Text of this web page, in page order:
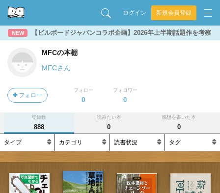
ログイン 新規会員登録
NEW 【ビルボードジャパンコラボ企画】2026年上半期話題作を考察
MFCの本棚
MFCさん
フォロー
フォロー
0
フォロワー
0
登録数
888
読みたい本
0
感想を書いた本
0